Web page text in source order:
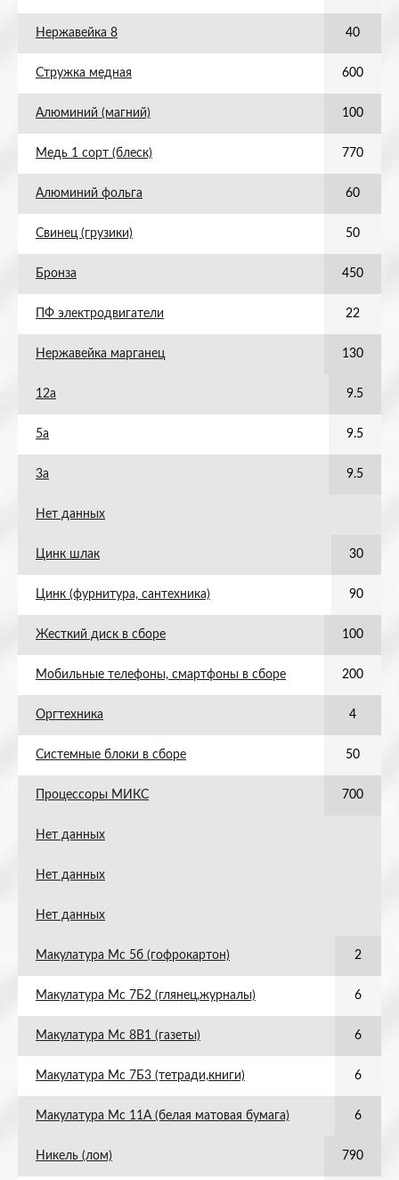
Нержавейка 8 40
Стружка медная 600
Алюминий (магний) 100
Медь 1 сорт (блеск) 770
Алюминий фольга 60
Свинец (грузики) 50
Бронза 450
ПФ электродвигатели 22
Нержавейка марганец 130
12а 9.5
5а 9.5
3а 9.5
Нет данных
Цинк шлак 30
Цинк (фурнитура, сантехника) 90
Жесткий диск в сборе 100
Мобильные телефоны, смартфоны в сборе 200
Оргтехника 4
Системные блоки в сборе 50
Процессоры МИКС 700
Нет данных
Нет данных
Нет данных
Макулатура Мс 5б (гофрокартон) 2
Макулатура Мс 7Б2 (глянец,журналы) 6
Макулатура Мс 8В1 (газеты) 6
Макулатура Мс 7Б3 (тетради,книги) 6
Макулатура Мс 11А (белая матовая бумага) 6
Никель (лом) 790